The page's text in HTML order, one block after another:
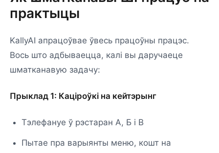
практыцы
KallyAI апрацоўвае ўвесь працоўны працэс.
Вось што адбываецца, калі вы даручаеце
шматканавую задачу:
Прыклад 1: Каціроўкі на кейтэрынг
Тэлефануе ў рэстаран А, Б і В
Пытае пра варыянты меню, кошт на